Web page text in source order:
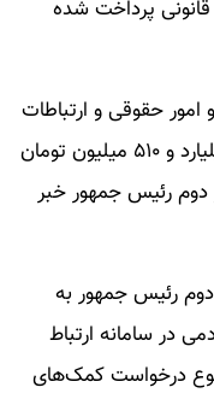
پرداخت شده
حقوقی و ارتباطات
مردمی استانداری البرز از پرداخت ۱۲ میلیارد و ۵۱۰ میلیون تومان
دوم رئیس جمهور خبر
رئیس جمهور به
درخواست مردمی در سامانه ارتباط
درخواست کمک‌های